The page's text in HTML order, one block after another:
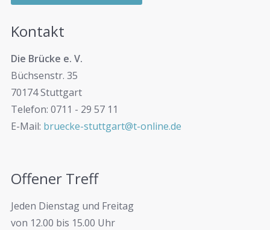
Kontakt
Die Brücke e. V.
Büchsenstr. 35
70174 Stuttgart
Telefon: 0711 - 29 57 11
E-Mail: bruecke-stuttgart@t-online.de
Offener Treff
Jeden Dienstag und Freitag
von 12.00 bis 15.00 Uhr